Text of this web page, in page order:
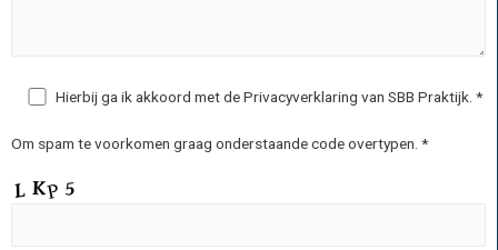
Hierbij ga ik akkoord met de Privacyverklaring van SBB Praktijk. *
Om spam te voorkomen graag onderstaande code overtypen. *